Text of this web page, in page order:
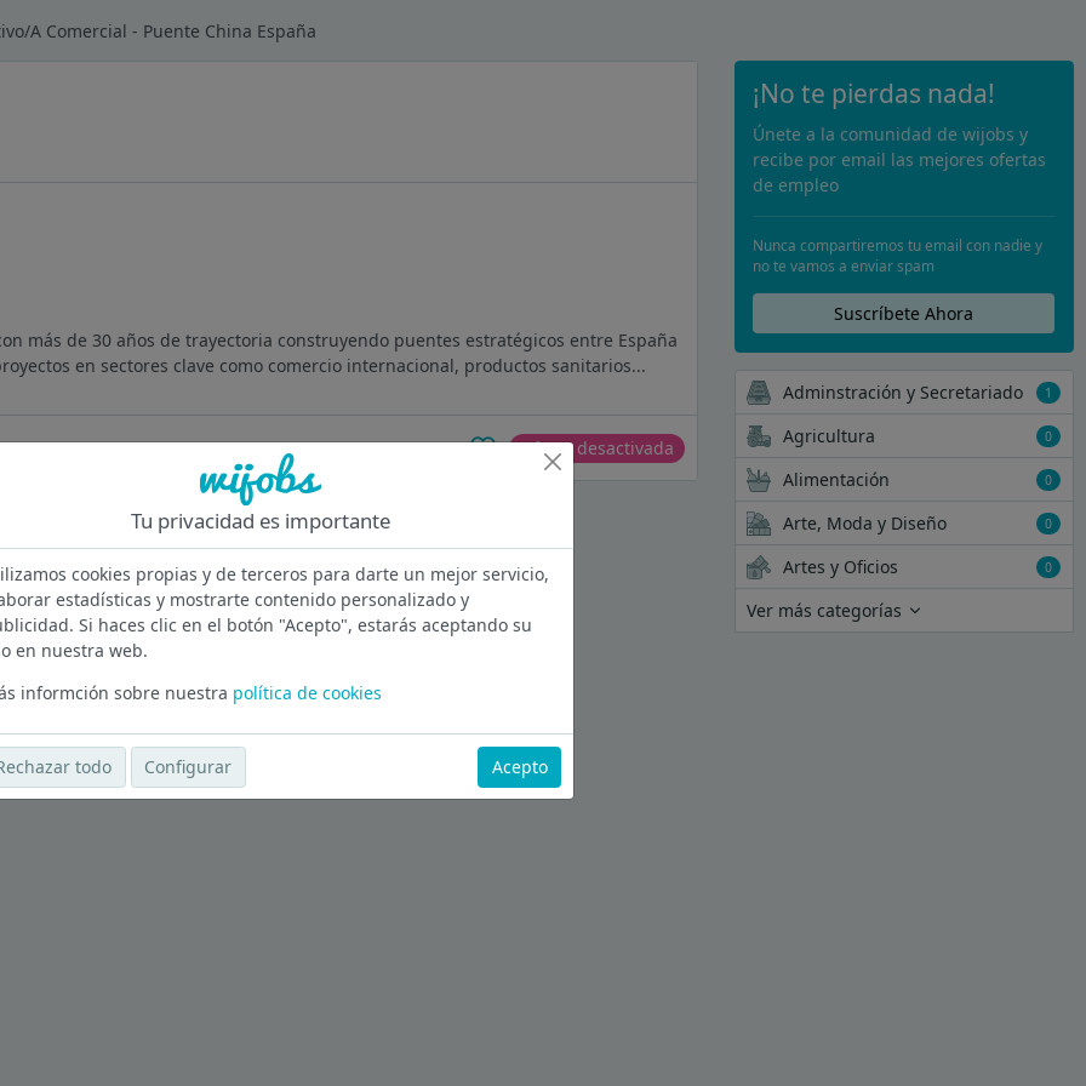
A Comercial - Puente China España
más de 30 años de trayectoria construyendo puentes estratégicos entre España
en sectores clave como comercio internacional, productos sanitarios...
Oferta desactivada
Ver más ofertas
¡No te pierdas nada!
Únete a la comunidad de wijobs y
recibe por email las mejores ofertas
de empleo
Nunca compartiremos tu email con nadie y
no te vamos a enviar spam
Suscríbete Ahora
Adminstración y Secretariado 1
Agricultura 0
Alimentación 0
Arte, Moda y Diseño 0
Artes y Oficios 0
Ver más categorías
Tu privacidad es importante
cookies propias y de terceros para darte un mejor servicio,
estadísticas y mostrarte contenido personalizado y
Si haces clic en el botón "Acepto", estarás aceptando su
en nuestra web.
informción sobre nuestra política de cookies
todo Configurar Acepto